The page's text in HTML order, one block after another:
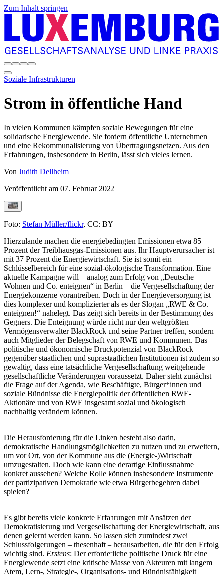
Zum Inhalt springen
Soziale Infrastrukturen
Strom in öffentliche Hand
In vielen Kommunen kämpfen soziale Bewegungen für eine
solidarische Energiewende. Sie fordern öffentliche Unternehmen
und eine Rekommunalisierung von Übertragungsnetzen. Aus den
Erfahrungen, insbesondere in Berlin, lässt sich vieles lernen.
Von Judith Dellheim
Veröffentlicht am 07. Februar 2022
Foto: Stefan Müller/flickr, CC: BY
Hierzulande machen die energiebedingten Emissionen etwa 85
Prozent der ⁠Treibhausgas⁠-Emissionen aus. Ihr Hauptverursacher ist
mit 37 Prozent die Energiewirtschaft. Sie ist somit ein
Schlüsselbereich für eine sozial-ökologische Transformation. Eine
aktuelle Kampagne will – analog zum Erfolg von „Deutsche
Wohnen und Co. enteignen“ in Berlin – die Vergesellschaftung der
Energiekonzerne vorantreiben. Doch in der Energieversorgung ist
dies komplexer und komplizierter als es der Slogan „RWE & Co.
enteignen!“ nahelegt. Das zeigt sich bereits in der Bestimmung des
Gegners. Die Enteignung würde nicht nur den weltgrößten
Vermögensverwalter BlackRock und seine Partner treffen, sondern
auch Mitglieder der Belegschaft von RWE und Kommunen. Das
politische und ökonomische Druckpotenzial von BlackRock
gegenüber staatlichen und suprastaatlichen Institutionen ist zudem so
gewaltig, dass eine tatsächliche Vergesellschaftung weitgehende
gesellschaftliche Veränderungen voraussetzt. Daher steht zunächst
die Frage auf der Agenda, wie Beschäftigte, Bürger*innen und
soziale Bündnisse die Energiepolitik der öffentlichen RWE-
Aktionäre und von RWE insgesamt sozial und ökologisch
nachhaltig verändern können.
Die Herausforderung für die Linken besteht also darin,
demokratische Handlungsmöglichkeiten zu nutzen und zu erweitern,
um vor Ort, von der Kommune aus die (Energie-)Wirtschaft
umzugestalten. Doch wie kann eine derartige Einflussnahme
konkret aussehen? Welche Rolle können insbesondere Instrumente
der partizipativen Demokratie wie etwa Bürgerbegehren dabei
spielen?
Es gibt bereits viele konkrete Erfahrungen mit Ansätzen der
Demokratisierung und Vergesellschaftung der Energiewirtschaft, aus
denen gelernt werden kann. So lassen sich zumindest zwei
Schlussfolgerungen – thesenhaft – herausarbeiten, die für den Erfolg
wichtig sind. Erstens: Der erforderliche politische Druck für eine
Energiewende setzt eine kritische Masse von Akteuren mit langem
Atem, Lern-, Strategie-, Organisations- und Bündnisfähigkeit